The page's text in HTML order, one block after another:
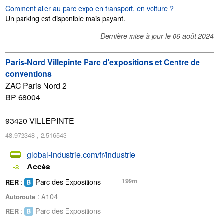
Comment aller au parc expo en transport, en voiture ?
Un parking est disponible mais payant.
Dernière mise à jour le 06 août 2024
Paris-Nord Villepinte Parc d'expositions et Centre de
conventions
ZAC Paris Nord 2
BP 68004
93420 VILLEPINTE
48.972348 , 2.516543
global-industrie.com/fr/industrie
Accès
RER : Parc des Expositions
199m
Autoroute : A104
RER : Parc des Expositions